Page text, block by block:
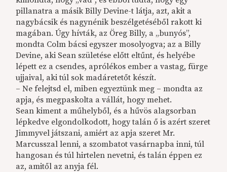
pillanatra a másik Billy Devine-t látja, azt, akit a
nagybácsik és nagynénik beszélgetéséből rakott ki
magában. Úgy hívták, az Öreg Billy, a „bunyós”,
mondta Colm bácsi egyszer mosolyogva; az a Billy
Devine, aki Sean születése előtt eltűnt, és helyébe
lépett ez a csendes, aprólékos ember a vastag, fürge
ujjaival, aki túl sok madáretetőt készít.
– Ne felejtsd el, miben egyeztünk meg – mondta az
apja, és megpaskolta a vállát, hogy mehet.
Sean kiment a műhelyből, és a hűvös alagsorban
lépkedve elgondolkodott, hogy talán ő is azért szeret
Jimmyvel játszani, amiért az apja szeret Mr.
Marcusszal lenni, a szombatot vasárnapba inni, túl
hangosan és túl hirtelen nevetni, és talán éppen ez
az, amitől az anyja fél.